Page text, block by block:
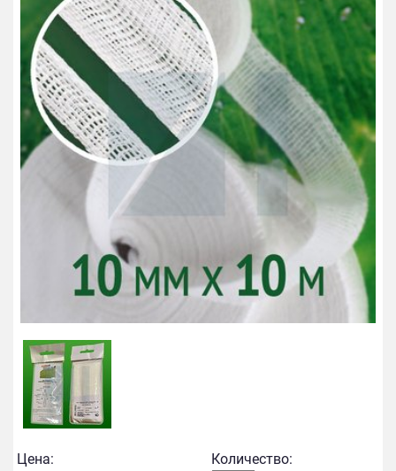
Цена:
Количество: